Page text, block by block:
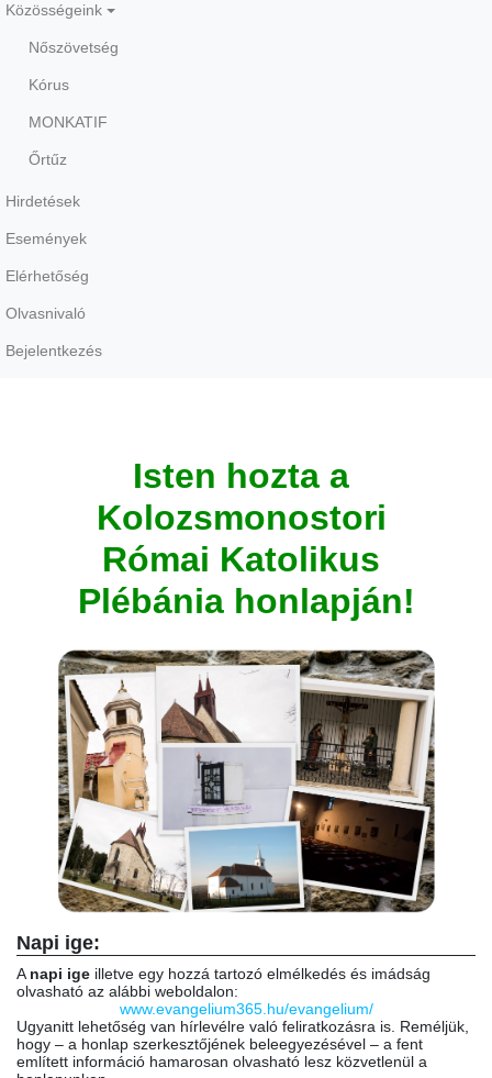
Közösségeink
Nőszövetség
Kórus
MONKATIF
Őrtűz
Hirdetések
Események
Elérhetőség
Olvasnivaló
Bejelentkezés
Isten hozta a
Kolozsmonostori
Római Katolikus
Plébánia honlapján!
Napi ige:
Anapi ige illetve egy hozzá tartozó elmélkedés és imádság
olvasható az alábbi weboldalon:
www.evangelium365.hu/evangelium/
Ugyanitt lehetőség van hírlevélre való feliratkozásra is. Reméljük,
hogy – a honlap szerkesztőjének beleegyezésével – a fent
említett információ hamarosan olvasható lesz közvetlenül a